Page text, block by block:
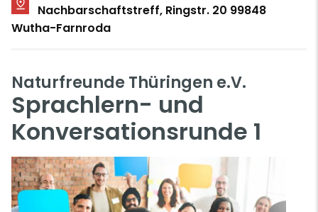
Nachbarschaftstreff, Ringstr. 20 99848
Wutha-Farnroda
Naturfreunde Thüringen e.V.
Sprachlern- und
Konversationsrunde 1